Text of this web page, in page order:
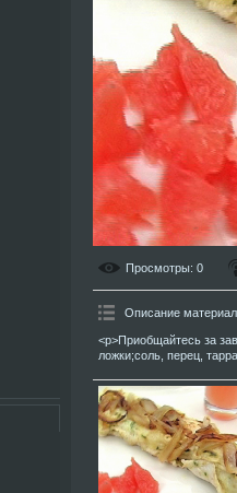
Просмотры: 0
Описание
<p>Приобщайтесь за
ложки;соль, перец,